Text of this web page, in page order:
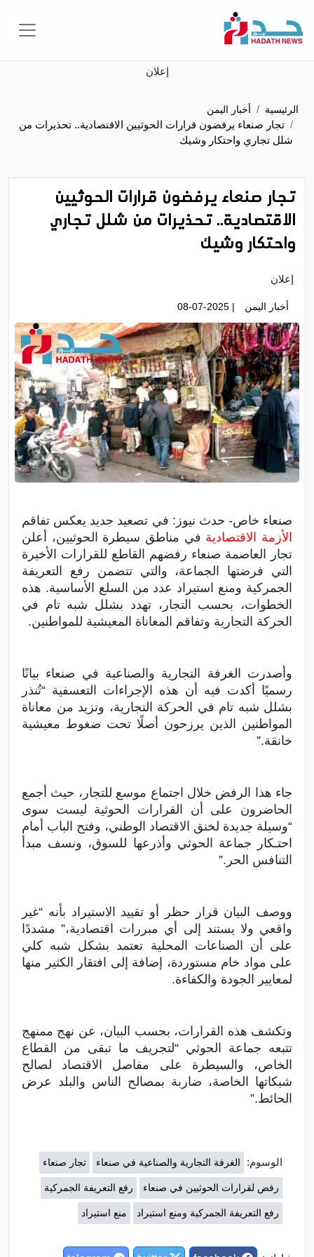
إعلان
الرئيسية أخبار اليمن
تجار صنعاء يرفضون قرارات الحوثيين الاقتصادية.. تحذيرات من
شلل تجاري واحتكار وشيك
تجار صنعاء يرفضون قرارات الحوثيين
الاقتصادية.. تحذيرات من شلل تجاري
واحتكار وشيك
إعلان
أخبار اليمن | 08-07-2025
صنعاء خاص- حدث نيوز: في تصعيد جديد يعكس تفاقم
الأزمة الاقتصادية في مناطق سيطرة الحوثيين، أعلن
تجار العاصمة صنعاء رفضهم القاطع للقرارات الأخيرة
التي فرضتها الجماعة، والتي تتضمن رفع التعريفة
الجمركية ومنع استيراد عدد من السلع الأساسية. هذه
الخطوات، بحسب التجار، تهدد بشلل شبه تام في
الحركة التجارية وتفاقم المعاناة المعيشية للمواطنين.
وأصدرت الغرفة التجارية والصناعية في صنعاء بيانًا
رسميًا أكدت فيه أن هذه الإجراءات التعسفية “تُنذر
بشلل شبه تام في الحركة التجارية، وتزيد من معاناة
المواطنين الذين يرزحون أصلًا تحت ضغوط معيشية
خانقة.”
جاء هذا الرفض خلال اجتماع موسع للتجار، حيث أجمع
الحاضرون على أن القرارات الحوثية ليست سوى
“وسيلة جديدة لخنق الاقتصاد الوطني، وفتح الباب أمام
احتـكار جماعة الحوثي وأذرعها للسوق، ونسف مبدأ
التنافس الحر.”
ووصف البيان قرار حظر أو تقييد الاستيراد بأنه “غير
واقعي ولا يستند إلى أي مبررات اقتصادية،” مشددًا
على أن الصناعات المحلية تعتمد بشكل شبه كلي
على مواد خام مستوردة، إضافة إلى افتقار الكثير منها
لمعايير الجودة والكفاءة.
وتكشف هذه القرارات، بحسب البيان، عن نهج ممنهج
تتبعه جماعة الحوثي “لتجريف ما تبقى من القطاع
الخاص، والسيطرة على مفاصل الاقتصاد لصالح
شبكاتها الخاصة، ضاربة بمصالح الناس والبلد عرض
الحائط.”
الوسوم: الغرفة التجارية والصناعية في صنعاء تجار صنعاء
رفض لقرارات الحوثيين في صنعاء رفع التعريفة الجمركية
رفع التعريفة الجمركية ومنع استيراد منع استيراد